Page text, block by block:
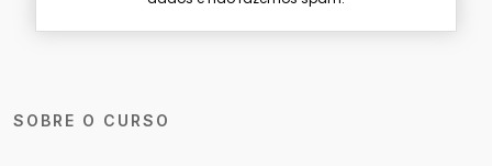
SOBRE O CURSO